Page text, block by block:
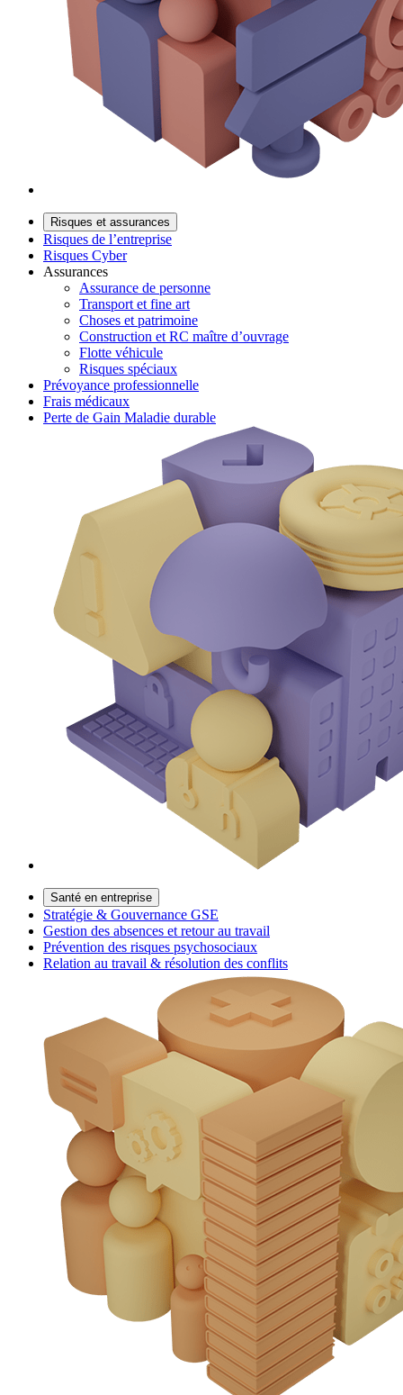
Risques et assurances
Risques de l’entreprise
Risques Cyber
Assurances
Assurance de personne
Transport et fine art
Choses et patrimoine
Construction et RC maître d’ouvrage
Flotte véhicule
Risques spéciaux
Prévoyance professionnelle
Frais médicaux
Perte de Gain Maladie durable
Santé en entreprise
Stratégie & Gouvernance GSE
Gestion des absences et retour au travail
Prévention des risques psychosociaux
Relation au travail & résolution des conflits